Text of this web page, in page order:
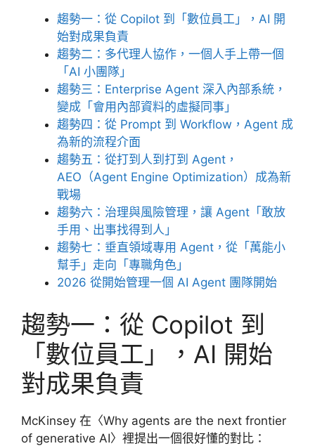
趨勢一：從 Copilot 到「數位員工」，AI 開
始對成果負責
趨勢二：多代理人協作，一個人手上帶一個
「AI 小團隊」
趨勢三：Enterprise Agent 深入內部系統，
變成「會用內部資料的虛擬同事」
趨勢四：從 Prompt 到 Workflow，Agent 成
為新的流程介面
趨勢五：從打到人到打到 Agent，
AEO（Agent Engine Optimization）成為新
戰場
趨勢六：治理與風險管理，讓 Agent「敢放
手用、出事找得到人」
趨勢七：垂直領域專用 Agent，從「萬能小
幫手」走向「專職角色」
2026 從開始管理一個 AI Agent 團隊開始
趨勢一：從 Copilot 到
「數位員工」，AI 開始
對成果負責
McKinsey 在〈Why agents are the next frontier
of generative AI〉裡提出一個很好懂的對比：